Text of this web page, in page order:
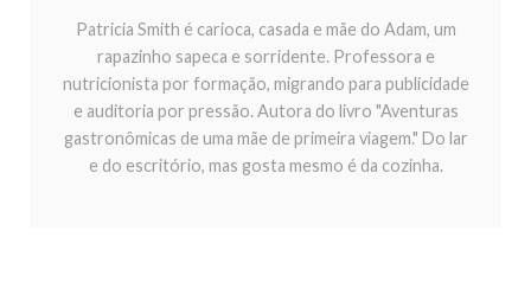
Patricia Smith é carioca, casada e mãe do Adam, um
rapazinho sapeca e sorridente. Professora e
nutricionista por formação, migrando para publicidade
e auditoria por pressão. Autora do livro "Aventuras
gastronômicas de uma mãe de primeira viagem." Do lar
e do escritório, mas gosta mesmo é da cozinha.